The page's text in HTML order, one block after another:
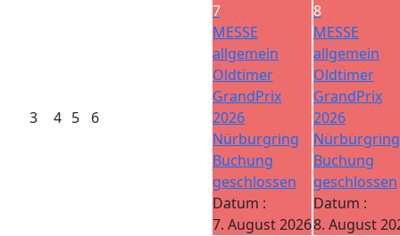
3 4 5 6
7
MESSE
allgemein
Oldtimer
GrandPrix
2026
Nürburgring
Buchung
geschlossen
Datum :
7. August 2026
8
MESSE
allgemein
Oldtimer
GrandPrix
2026
Nürburgring
Buchung
geschlossen
Datum :
8. August